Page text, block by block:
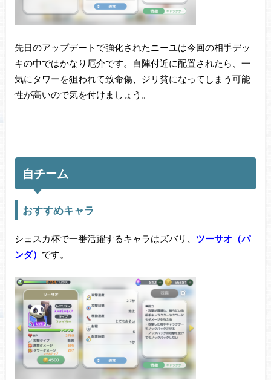
先日のアップデートで強化されたニーユは今回の相手デッ
キの中ではかなり厄介です。自陣付近に配置されたら、一
気にタワーを狙われて致命傷、ジリ貧になってしまう可能
性が高いので気を付けましょう。
自チーム
おすすめキャラ
シェスカ杯で一番活躍するキャラはズバリ、 ツーサオ（パ
ンダ） です。